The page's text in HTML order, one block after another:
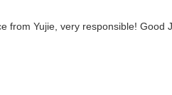
from Yujie, very responsible! Good